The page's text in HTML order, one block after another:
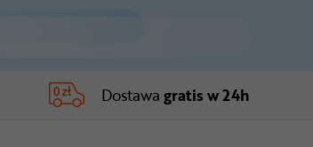
Dostawa gratis w 24h